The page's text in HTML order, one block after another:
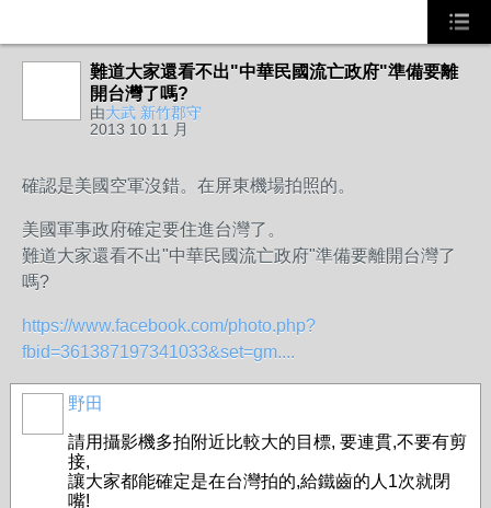
難道大家還看不出"中華民國流亡政府"準備要離
開台灣了嗎?
由大武 新竹郡守
2013 10 11 月
確認是美國空軍沒錯。在屏東機場拍照的。
美國軍事政府確定要住進台灣了。
難道大家還看不出"中華民國流亡政府"準備要離開台灣了
嗎?
https://www.facebook.com/photo.php?
fbid=361387197341033&set=gm....
野田
請用攝影機多拍附近比較大的目標, 要連貫,不要有剪
接,
讓大家都能確定是在台灣拍的,給鐵齒的人1次就閉
嘴!